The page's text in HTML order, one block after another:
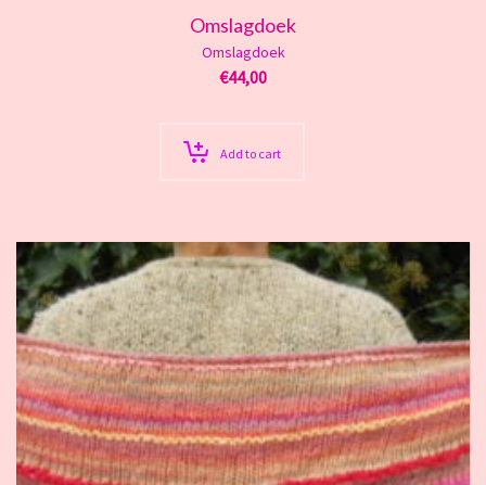
Omslagdoek
Omslagdoek
€44,00
Add to cart